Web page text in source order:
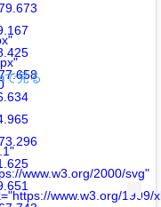
www.w3.org/2000/svg"
www.w3.org/1999/
見る